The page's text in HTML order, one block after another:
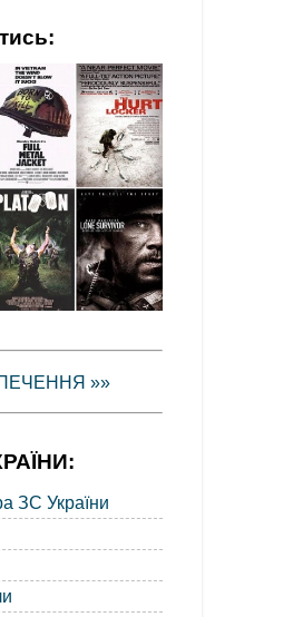
»»
ЗС України